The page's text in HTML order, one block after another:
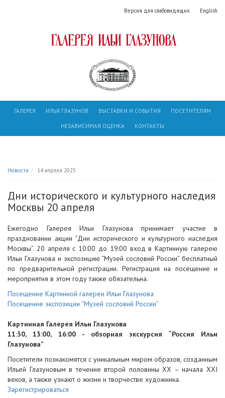
Версия для слабовидящих English
ГАЛЕРЕЯ ИЛЬЯ ГЛАЗУНОВ ВЫСТАВКИ И СОБЫТИЯ ПОСЕТИТЕЛЯМ
НЕЗАВИСИМАЯ ОЦЕНКА КОНТАКТЫ
Новости 14 апреля 2025
Дни исторического и культурного наследия
Москвы 20 апреля
Ежегодно Галерея Ильи Глазунова принимает участие в
праздновании акции “Дни исторического и культурного наследия
Москвы”. 20 апреля с 10:00 до 19:00 вход в Картинную галерею
Ильи Глазунова и экспозицию “Музей сословий России” бесплатный
по предварительной регистрации. Регистрация на посещение и
мероприятия в этом году также обязательна.
Посещение Картинной галереи Ильи Глазунова
Посещение экспозиции “Музей сословий России”
Картинная Галерея Ильи Глазунова
11:30, 13:00, 16:00 - обзорная экскурсия “Россия Ильи
Глазунова”
Посетители познакомятся с уникальным миром образов, созданным
Ильей Глазуновым в течение второй половины ХХ – начала XXI
веков, а также узнают о жизни и творчестве художника.
Зарегистрироваться